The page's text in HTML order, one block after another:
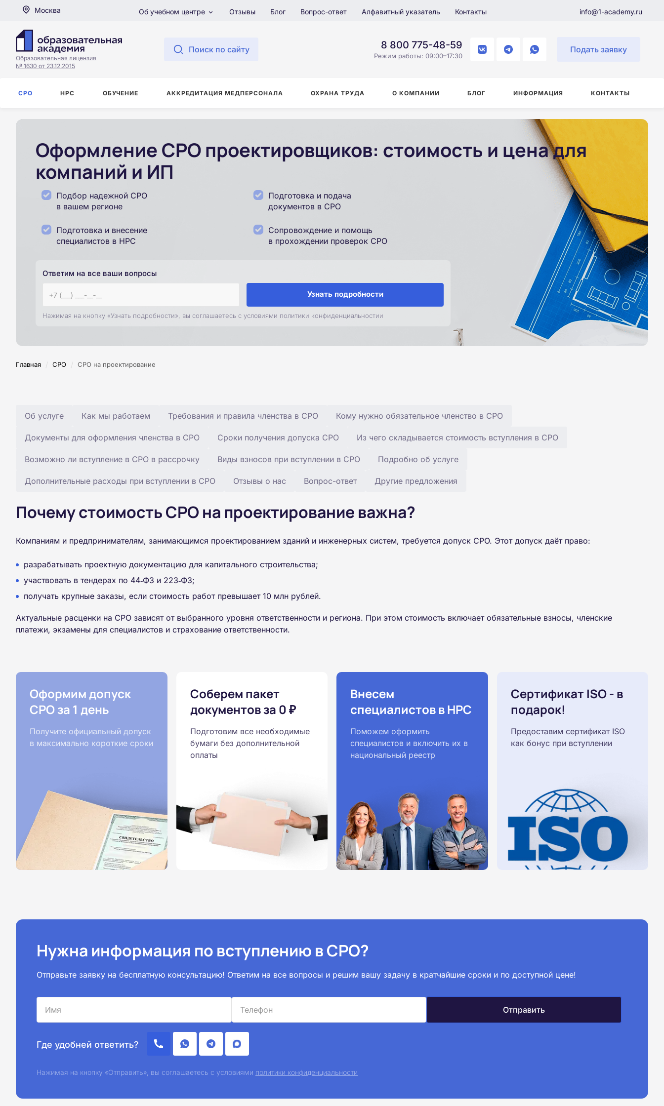
Москва Об учебном центре Отзывы Блог Вопрос-ответ Алфавитный указатель Контакты info@1-academy.ru
Образовательная лицензия
№ 1630 от 23.12.2015
Поиск по сайту 8 800 775-48-59
Режим работы: 09:00–17:30
Подать заявку
СРО НРС ОБУЧЕНИЕ АККРЕДИТАЦИЯ МЕДПЕРСОНАЛА ОХРАНА ТРУДА О КОМПАНИИ БЛОГ ИНФОРМАЦИЯ КОНТАКТЫ
Оформление СРО проектировщиков: стоимость и цена для
компаний и ИП
Подбор надежной СРО
в вашем регионе
Подготовка и подача
документов в СРО
Подготовка и внесение
специалистов в НРС
Сопровождение и помощь
в прохождении проверок СРО
Ответим на все ваши вопросы
Узнать подробности
Нажимая на кнопку «Узнать подробности», вы соглашаетесь с условиями политики конфиденциальностии
Главная / СРО / СРО на проектирование
Об услуге Как мы работаем Требования и правила членства в СРО Кому нужно обязательное членство в СРО
Документы для оформления членства в СРО Сроки получения допуска СРО Из чего складывается стоимость вступления в СРО
Возможно ли вступление в СРО в рассрочку Виды взносов при вступлении в СРО Подробно об услуге
Дополнительные расходы при вступлении в СРО Отзывы о нас Вопрос-ответ Другие предложения
Почему стоимость СРО на проектирование важна?
Компаниям и предпринимателям, занимающимся проектированием зданий и инженерных систем, требуется допуск СРО. Этот допуск даёт право:
разрабатывать проектную документацию для капитального строительства;
участвовать в тендерах по 44‑ФЗ и 223‑ФЗ;
получать крупные заказы, если стоимость работ превышает 10 млн рублей.
Актуальные расценки на СРО зависят от выбранного уровня ответственности и региона. При этом стоимость включает обязательные взносы, членские
платежи, экзамены для специалистов и страхование ответственности.
Оформим допуск
СРО за 1 день
Получите официальный допуск
в максимально короткие сроки
Соберем пакет
документов за 0 ₽
Подготовим все необходимые
бумаги без дополнительной
оплаты
Внесем
специалистов в НРС
Поможем оформить
специалистов и включить их в
национальный реестр
Сертификат ISO - в
подарок!
Предоставим сертификат ISO
как бонус при вступлении
Нужна информация по вступлению в СРО?
Отправьте заявку на бесплатную консультацию! Ответим на все вопросы и решим вашу задачу в кратчайшие сроки и по доступной цене!
Где удобней ответить?
Нажимая на кнопку «Отправить», вы соглашаетесь с условиями политики конфиденциальности